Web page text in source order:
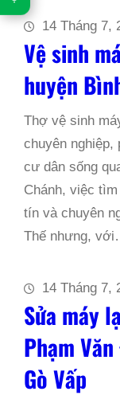
14 Tháng 7,
Vệ sinh
huyện
Thợ vệ sinh
chuyên
cư dân sống
Chánh, việc
tín và chuyên
Thế nhưng,
14 Tháng 7,
Sửa máy
Phạm
Gò Vấp